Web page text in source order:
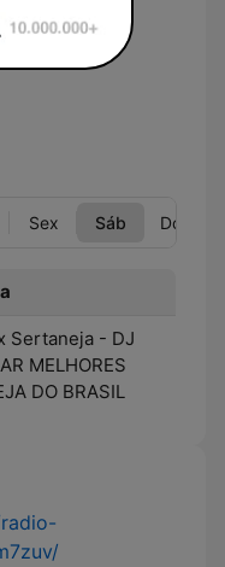
Sex Sáb Dom
Sertaneja - DJ
MELHORES
DO BRASIL